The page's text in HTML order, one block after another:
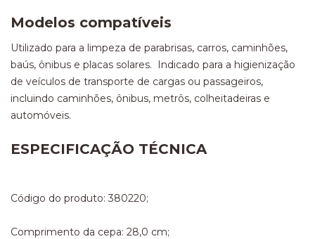
Modelos compatíveis
Utilizado para a limpeza de parabrisas, carros, caminhões,
baús, ônibus e placas solares. Indicado para a higienização
de veículos de transporte de cargas ou passageiros,
incluindo caminhões, ônibus, metrôs, colheitadeiras e
automóveis.
ESPECIFICAÇÃO TÉCNICA
Código do produto: 380220;
Comprimento da cepa: 28,0 cm;